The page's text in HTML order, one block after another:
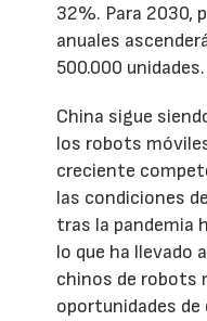
32%. Para 2030,
anuales
500.000 unidades.
China sigue
los robots
creciente
las condiciones
tras la pandemia
lo que ha llevado
chinos de robots
oportunidades